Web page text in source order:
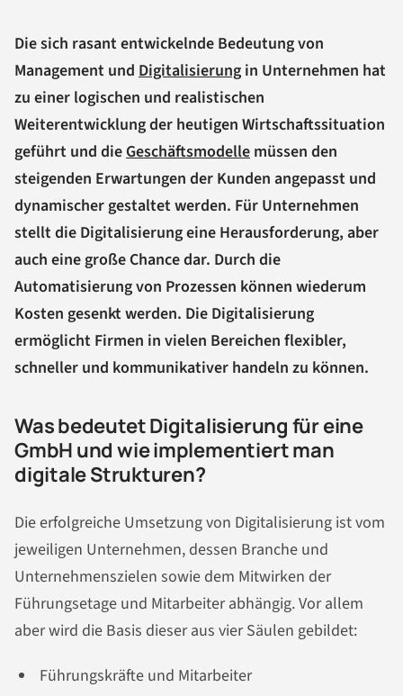
Die sich rasant entwickelnde Bedeutung von
Management und Digitalisierung in Unternehmen hat
zu einer logischen und realistischen
Weiterentwicklung der heutigen Wirtschaftssituation
geführt und dieGeschäftsmodelle müssen den
steigenden Erwartungen der Kunden angepasst und
dynamischer gestaltet werden. Für Unternehmen
stellt die Digitalisierung eine Herausforderung, aber
auch eine große Chance dar. Durch die
Automatisierung von Prozessen können wiederum
Kosten gesenkt werden. Die Digitalisierung
ermöglicht Firmen in vielen Bereichen flexibler,
schneller und kommunikativer handeln zu können.
Was bedeutet Digitalisierung für eine
GmbH und wie implementiert man
digitale Strukturen?
Die erfolgreiche Umsetzung von Digitalisierung ist vom
jeweiligen Unternehmen, dessen Branche und
Unternehmenszielen sowie dem Mitwirken der
Führungsetage und Mitarbeiter abhängig. Vor allem
aber wird die Basis dieser aus vier Säulen gebildet:
Führungskräfte und Mitarbeiter